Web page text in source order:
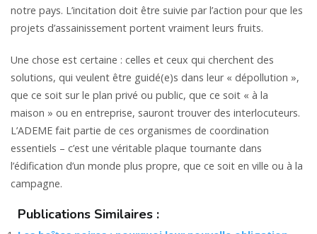
notre pays. L’incitation doit être suivie par l’action pour que les
projets d’assainissement portent vraiment leurs fruits.
Une chose est certaine : celles et ceux qui cherchent des
solutions, qui veulent être guidé(e)s dans leur « dépollution »,
que ce soit sur le plan privé ou public, que ce soit « à la
maison » ou en entreprise, sauront trouver des interlocuteurs.
L’ADEME fait partie de ces organismes de coordination
essentiels – c’est une véritable plaque tournante dans
l’édification d’un monde plus propre, que ce soit en ville ou à la
campagne.
Publications Similaires :